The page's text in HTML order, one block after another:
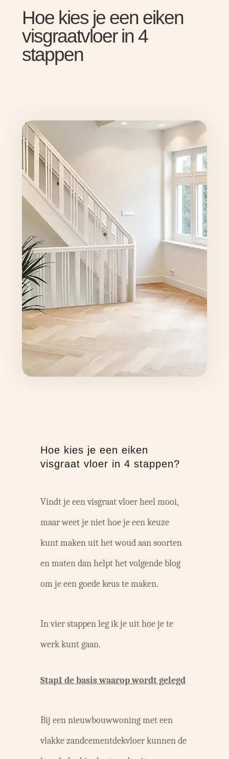
Hoe kies je een eiken
visgraatvloer in 4
stappen
Hoe kies je een eiken
visgraat vloer in 4 stappen?
Vindt je een visgraat vloer heel mooi,
maar weet je niet hoe je een keuze
kunt maken uit het woud aan soorten
en maten dan helpt het volgende blog
om je een goede keus te maken.
In vier stappen leg ik je uit hoe je te
werk kunt gaan.
Stap1 de basis waarop wordt gelegd
Bij een nieuwbouwwoning met een
vlakke zandcementdekvloer kunnen de